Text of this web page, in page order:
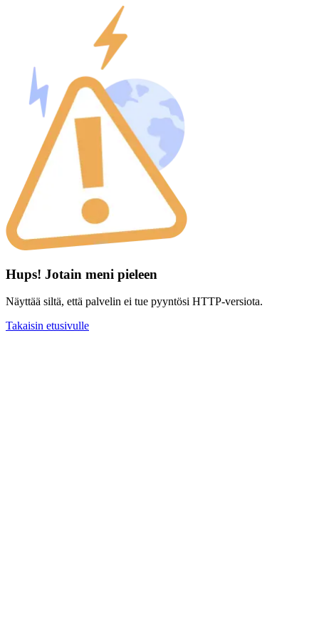
Hups! Jotain meni pieleen
Näyttää siltä, että palvelin ei tue pyyntösi HTTP-versiota.
Takaisin etusivulle